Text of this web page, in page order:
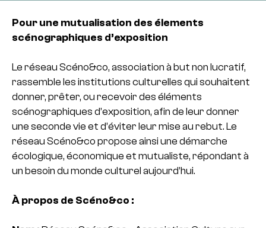
Pour une mutualisation des élements
scénographiques d’exposition
Le réseau Scéno&co, association à but non lucratif,
rassemble les institutions culturelles qui souhaitent
donner, prêter, ou recevoir des éléments
scénographiques d’exposition, afin de leur donner
une seconde vie et d’éviter leur mise au rebut. Le
réseau Scéno&co propose ainsi une démarche
écologique, économique et mutualiste, répondant à
un besoin du monde culturel aujourd’hui.
À propos de Scéno&co :